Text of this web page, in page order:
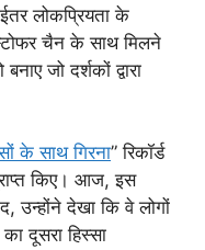
लोकप्रियता के
चैन के साथ मिलने
जो दर्शकों द्वारा
के साथ गिरना” रिकॉर्ड
किए। आज, इस
उन्होंने देखा कि वे लोगों
दूसरा हिस्सा